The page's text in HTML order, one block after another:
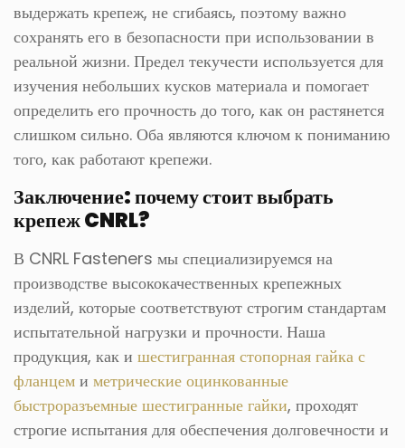
выдержать крепеж, не сгибаясь, поэтому важно
сохранять его в безопасности при использовании в
реальной жизни. Предел текучести используется для
изучения небольших кусков материала и помогает
определить его прочность до того, как он растянется
слишком сильно. Оба являются ключом к пониманию
того, как работают крепежи.
Заключение: почему стоит выбрать
крепеж CNRL?
В CNRL Fasteners мы специализируемся на
производстве высококачественных крепежных
изделий, которые соответствуют строгим стандартам
испытательной нагрузки и прочности. Наша
продукция, как и шестигранная стопорная гайка с
фланцем и метрические оцинкованные
быстроразъемные шестигранные гайки, проходят
строгие испытания для обеспечения долговечности и